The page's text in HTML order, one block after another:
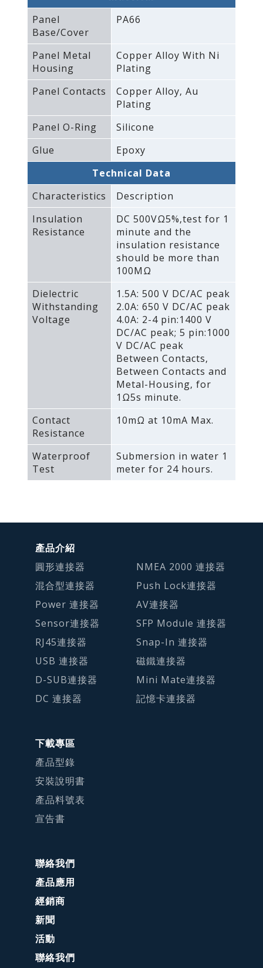
Panel
Base/Cover
PA66
Panel Metal
Housing
Copper Alloy With Ni
Plating
Panel Contacts
Copper Alloy‚ Au
Plating
Panel O-Ring
Silicone
Glue
Epoxy
Technical Data
Characteristics
Description
Insulation
Resistance
DC 500VΩ5%‚test for 1
minute and the
insulation resistance
should be more than
100MΩ
Dielectric
Withstanding
Voltage
1.5A: 500 V DC/AC peak
2.0A: 650 V DC/AC peak
4.0A: 2-4 pin:1400 V
DC/AC peak; 5 pin:1000
V DC/AC peak
Between Contacts‚
Between Contacts and
Metal-Housing‚ for
1Ω5s minute.
Contact
Resistance
10mΩ at 10mA Max.
Waterproof
Test
Submersion in water 1
meter for 24 hours.
產品介紹
圓形連接器
混合型連接器
Power 連接器
Sensor連接器
RJ45連接器
USB 連接器
D-SUB連接器
DC 連接器
NMEA 2000 連接器
Push Lock連接器
AV連接器
SFP Module 連接器
Snap-In 連接器
磁鐵連接器
Mini Mate連接器
記憶卡連接器
下載專區
產品型錄
安裝說明書
產品料號表
宣告書
聯絡我們
產品應用
經銷商
新聞
活動
聯絡我們